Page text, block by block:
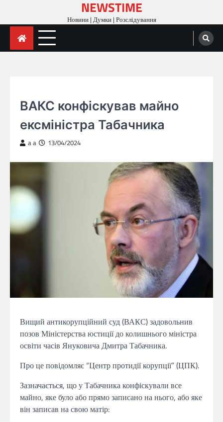
content
NEWSTIME
Новини | Думки | Розслідування
ВАКС конфіскував майно
ексміністра Табачника
a a 13/04/2024
Вищий антикорупційний суд (ВАКС) задовольнив
позов Міністерства юстиції до колишнього міністра
освіти часів Януковича Дмитра Табачника.
Про це повідомляє “Центр протидії корупції” (ЦПК).
Зазначається, що у Табачника конфіскували все
майно, яке було або прямо записано на нього, або яке
він записав на свою матір: